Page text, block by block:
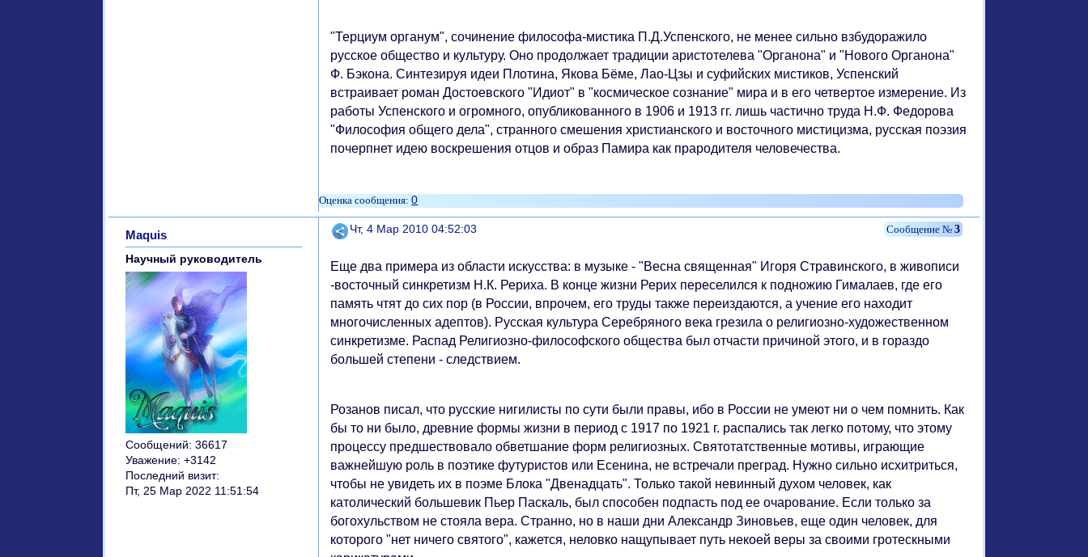
"Терциум органум", сочинение философа-мистика П.Д.Успенского, не менее сильно взбудоражило
русское общество и культуру. Оно продолжает традиции аристотелева "Органона" и "Нового Органона"
Ф. Бэкона. Синтезируя идеи Плотина, Якова Бёме, Лао-Цзы и суфийских мистиков, Успенский
встраивает роман Достоевского "Идиот" в "космическое сознание" мира и в его четвертое измерение. Из
работы Успенского и огромного, опубликованного в 1906 и 1913 гг. лишь частично труда Н.Ф. Федорова
"Философия общего дела", странного смешения христианского и восточного мистицизма, русская поэзия
почерпнет идею воскрешения отцов и образ Памира как прародителя человечества.
0
Поделиться 3
Чт, 4 Мар 2010 04:52:03
Maquis
Научный руководитель
Сообщений: 36617
Уважение: +3142
Последний визит:
Пт, 25 Мар 2022 11:51:54
Еще два примера из области искусства: в музыке - "Весна священная" Игоря Стравинского, в живописи
-восточный синкретизм Н.К. Рериха. В конце жизни Рерих переселился к подножию Гималаев, где его
память чтят до сих пор (в России, впрочем, его труды также переиздаются, а учение его находит
многочисленных адептов). Русская культура Серебряного века грезила о религиозно-художественном
синкретизме. Распад Религиозно-философского общества был отчасти причиной этого, и в гораздо
большей степени - следствием.
Розанов писал, что русские нигилисты по сути были правы, ибо в России не умеют ни о чем помнить. Как
бы то ни было, древние формы жизни в период с 1917 по 1921 г. распались так легко потому, что этому
процессу предшествовало обветшание форм религиозных. Святотатственные мотивы, играющие
важнейшую роль в поэтике футуристов или Есенина, не встречали преград. Нужно сильно исхитриться,
чтобы не увидеть их в поэме Блока "Двенадцать". Только такой невинный духом человек, как
католический большевик Пьер Паскаль, был способен подпасть под ее очарование. Если только за
богохульством не стояла вера. Странно, но в наши дни Александр Зиновьев, еще один человек, для
которого "нет ничего святого", кажется, неловко нащупывает путь некоей веры за своими гротескными